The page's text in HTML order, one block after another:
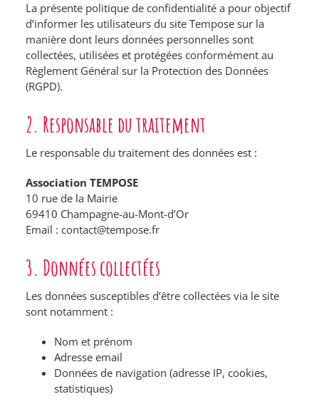
La présente politique de confidentialité a pour objectif
d’informer les utilisateurs du site Tempose sur la
manière dont leurs données personnelles sont
collectées, utilisées et protégées conformément au
Règlement Général sur la Protection des Données
(RGPD).
2. Responsable du traitement
Le responsable du traitement des données est :
Association TEMPOSE
10 rue de la Mairie
69410 Champagne-au-Mont-d’Or
Email : contact@tempose.fr
3. Données collectées
Les données susceptibles d’être collectées via le site
sont notamment :
Nom et prénom
Adresse email
Données de navigation (adresse IP, cookies,
statistiques)